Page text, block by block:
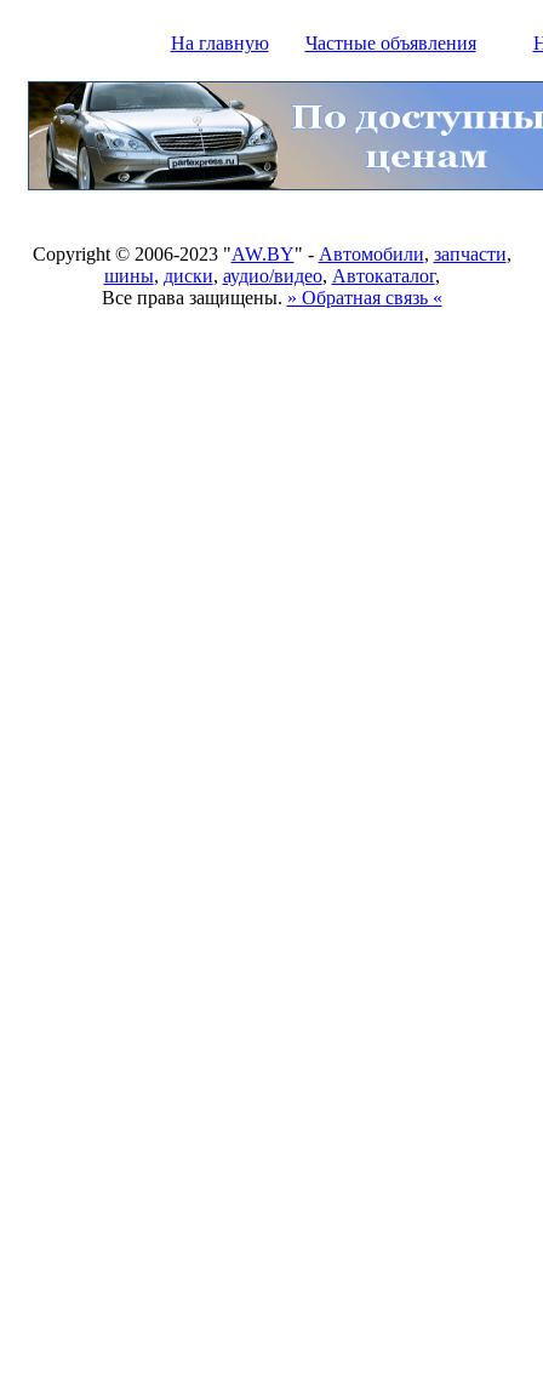
На главную Частные объявления
Copyright © 2006-2023 "AW.BY" - Автомобили, запчасти,
шины, диски, аудио/видео, Автокаталог,
Все права защищены. » Обратная связь «